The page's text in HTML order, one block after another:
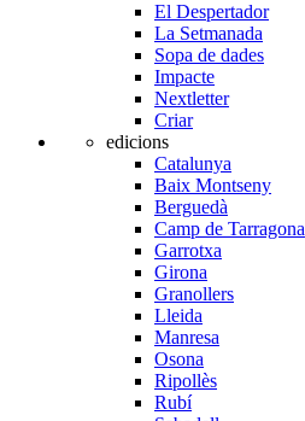
El Despertador
La Setmanada
Sopa de dades
Impacte
Nextletter
Criar
edicions
Catalunya
Baix Montseny
Berguedà
Camp de Tarragona
Garrotxa
Girona
Granollers
Lleida
Manresa
Osona
Ripollès
Rubí